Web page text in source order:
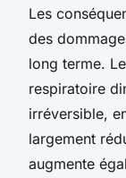
Les
des
long terme.
respiratoire
irréversible,
largement
augmente